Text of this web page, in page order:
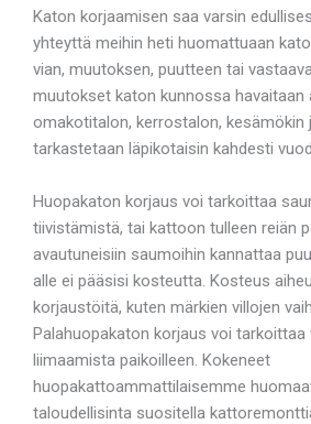
Katon korjaamisen saa varsin
yhteyttä meihin heti huomattuaan
vian, muutoksen, puutteen tai
muutokset katon kunnossa havaitaan
omakotitalon, kerrostalon, kesämökin
tarkastetaan läpikotaisin kahdesti
Huopakaton korjaus voi tarkoittaa
tiivistämistä, tai kattoon tulleen reiän
avautuneisiin saumoihin kannattaa
alle ei pääsisi kosteutta. Kosteus
korjaustöitä, kuten märkien villojen
Palahuopakaton korjaus voi tarkoittaa
liimaamista paikoilleen. Kokeneet
huopakattoammattilaisemme
taloudellisinta suositella